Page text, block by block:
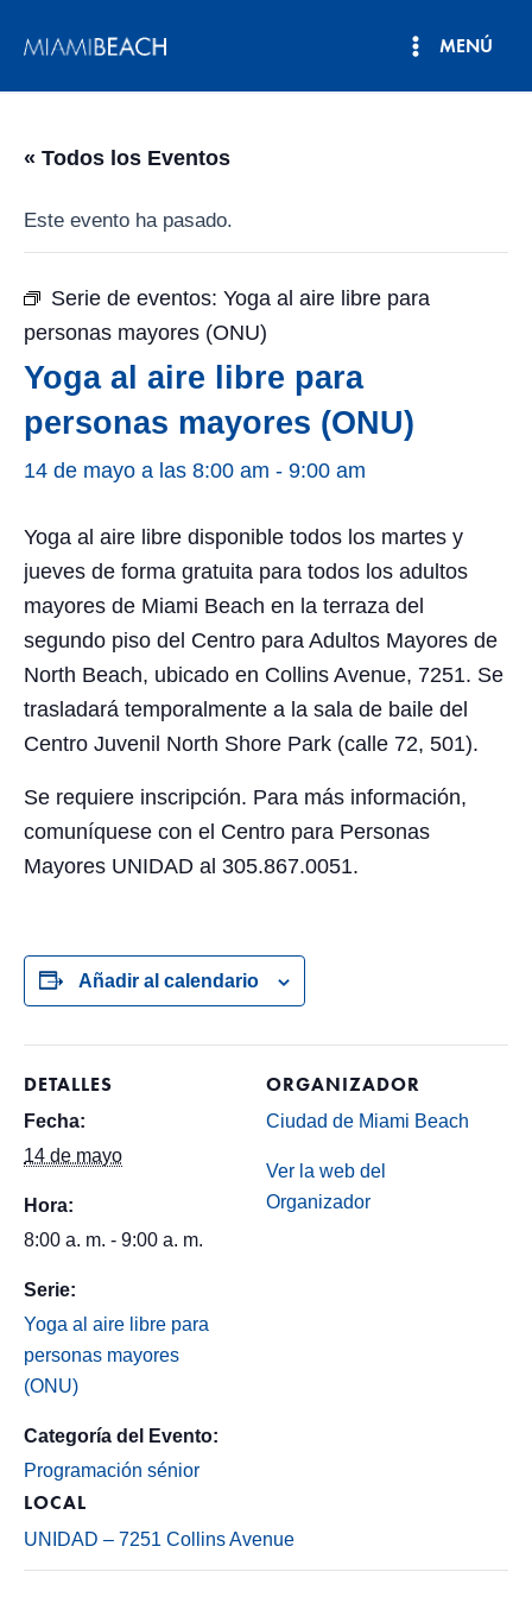
MENÚ
« Todos los Eventos
Este evento ha pasado.
Serie de eventos: Yoga al aire libre para
personas mayores (ONU)
Yoga al aire libre para
personas mayores (ONU)
14 de mayo a las 8:00 am - 9:00 am
Yoga al aire libre disponible todos los martes y
jueves de forma gratuita para todos los adultos
mayores de Miami Beach en la terraza del
segundo piso del Centro para Adultos Mayores de
North Beach, ubicado en Collins Avenue, 7251. Se
trasladará temporalmente a la sala de baile del
Centro Juvenil North Shore Park (calle 72, 501).
Se requiere inscripción. Para más información,
comuníquese con el Centro para Personas
Mayores UNIDAD al 305.867.0051.
Añadir al calendario
DETALLES
Fecha:
14 de mayo
Hora:
8:00 a. m. - 9:00 a. m.
Serie:
Yoga al aire libre para
personas mayores
(ONU)
Categoría del Evento:
Programación sénior
LOCAL
UNIDAD – 7251 Collins Avenue
ORGANIZADOR
Ciudad de Miami Beach
Ver la web del
Organizador